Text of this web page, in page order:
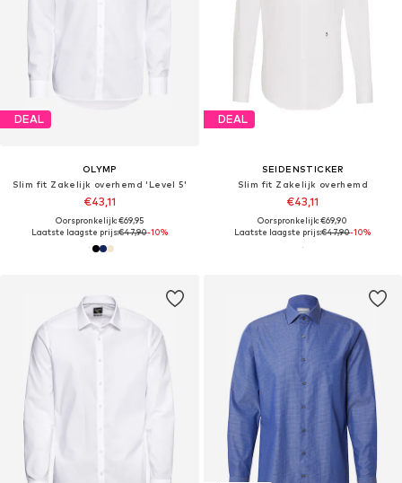
DEAL
OLYMP
Slim fit Zakelijk overhemd 'Level 5'
€43,11
Oorspronkelijk: €69,95
Laatste laagste prijs:€47,90-10%
DEAL
SEIDENSTICKER
Slim fit Zakelijk overhemd
€43,11
Oorspronkelijk: €69,90
Laatste laagste prijs:€47,90-10%